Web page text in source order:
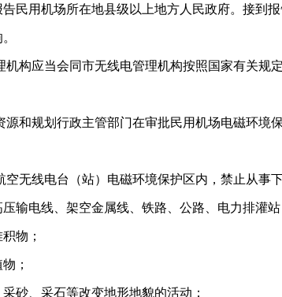
民用机场所在地县级以上地方人民政府。接到
机构应当会同市无线电管理机构按照国家有关规
源和规划行政主管部门在审批民用机场电磁环境
空无线电台（站）电磁环境保护区内，禁止从事
压输电线、架空金属线、铁路、公路、电力排灌站
物；
；
采砂、采石等改变地形地貌的活动；